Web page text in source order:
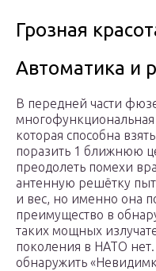
Грозная
Автоматика и
В передней части
которая способна
поразить 1 ближнюю
преодолеть помехи
антенную решётку
и вес, но именно она
преимущество в
таких мощных
поколения в НАТО
обнаружить